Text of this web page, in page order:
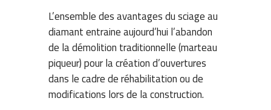
L’ensemble des avantages du sciage au
diamant entraine aujourd’hui l’abandon
de la démolition traditionnelle (marteau
piqueur) pour la création d’ouvertures
dans le cadre de réhabilitation ou de
modifications lors de la construction.